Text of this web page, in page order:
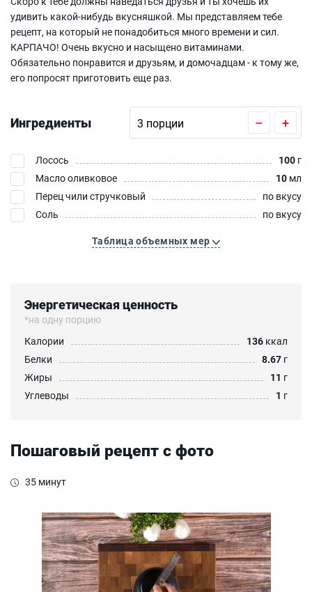
удивить какой-нибудь вкусняшкой. Мы представляем тебе
рецепт, на который не понадобиться много времени и сил.
КАРПАЧО! Очень вкусно и насыщено витаминами.
Обязательно понравится и друзьям, и домочадцам - к тому же,
его попросят приготовить еще раз.
Ингредиенты – +
Лосось 100 г
Масло оливковое
10 мл
Перец чили стручковый
по вкусу
Соль
по вкусу
Таблица объемных мер
Энергетическая ценность
*на одну порцию
Калории
136 ккал
Белки
8.67 г
Жиры
11 г
Углеводы
1 г
Пошаговый рецепт с фото
35 минут